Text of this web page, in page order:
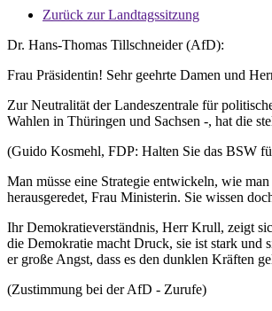
Zurück zur Landtagssitzung
Dr. Hans-Thomas Tillschneider (AfD):
Frau Präsidentin! Sehr geehrte Damen und
Zur Neutralität der Landeszentrale für
Wahlen in Thüringen und Sachsen -, hat die
(Guido Kosmehl, FDP: Halten Sie das BSW
Man müsse eine Strategie entwickeln, wie
herausgeredet, Frau Ministerin. Sie wissen
Ihr Demokratieverständnis, Herr Krull, zeigt
die Demokratie macht Druck, sie ist stark und
er große Angst, dass es den dunklen Kräften
(Zustimmung bei der AfD - Zurufe)